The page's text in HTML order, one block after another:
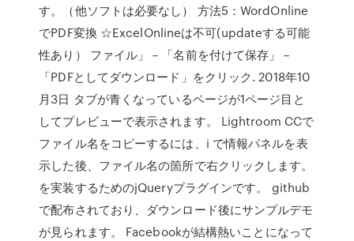
す。（他ソフトは必要なし） 方法5：WordOnline
でPDF変換 ☆ExcelOnlineは不可(updateする可能
性あり） ファイル」－「名前を付けて保存」－
「PDFとしてダウンロード」をクリック. 2018年10
月3日 タブが青くなっているページが1ページ目と
してプレビューで表示されます。 Lightroom CCで
ファイル名をコピーするには、i で情報パネルを表
示した後、ファイル名の箇所で右クリックします。
を実装するためのjQueryプラグインです。 github
で配布されており、ダウンロード後にサンプルデモ
が見られます。 Facebookが結構熱いことになって